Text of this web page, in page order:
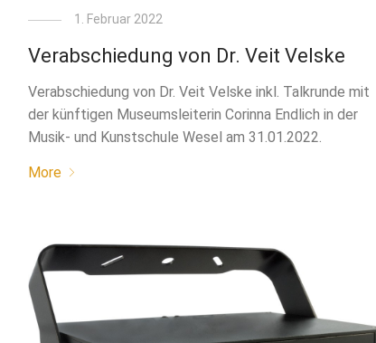
1. Februar 2022
Verabschiedung von Dr. Veit Velske
Verabschiedung von Dr. Veit Velske inkl. Talkrunde mit
der künftigen Museumsleiterin Corinna Endlich in der
Musik- und Kunstschule Wesel am 31.01.2022.
More